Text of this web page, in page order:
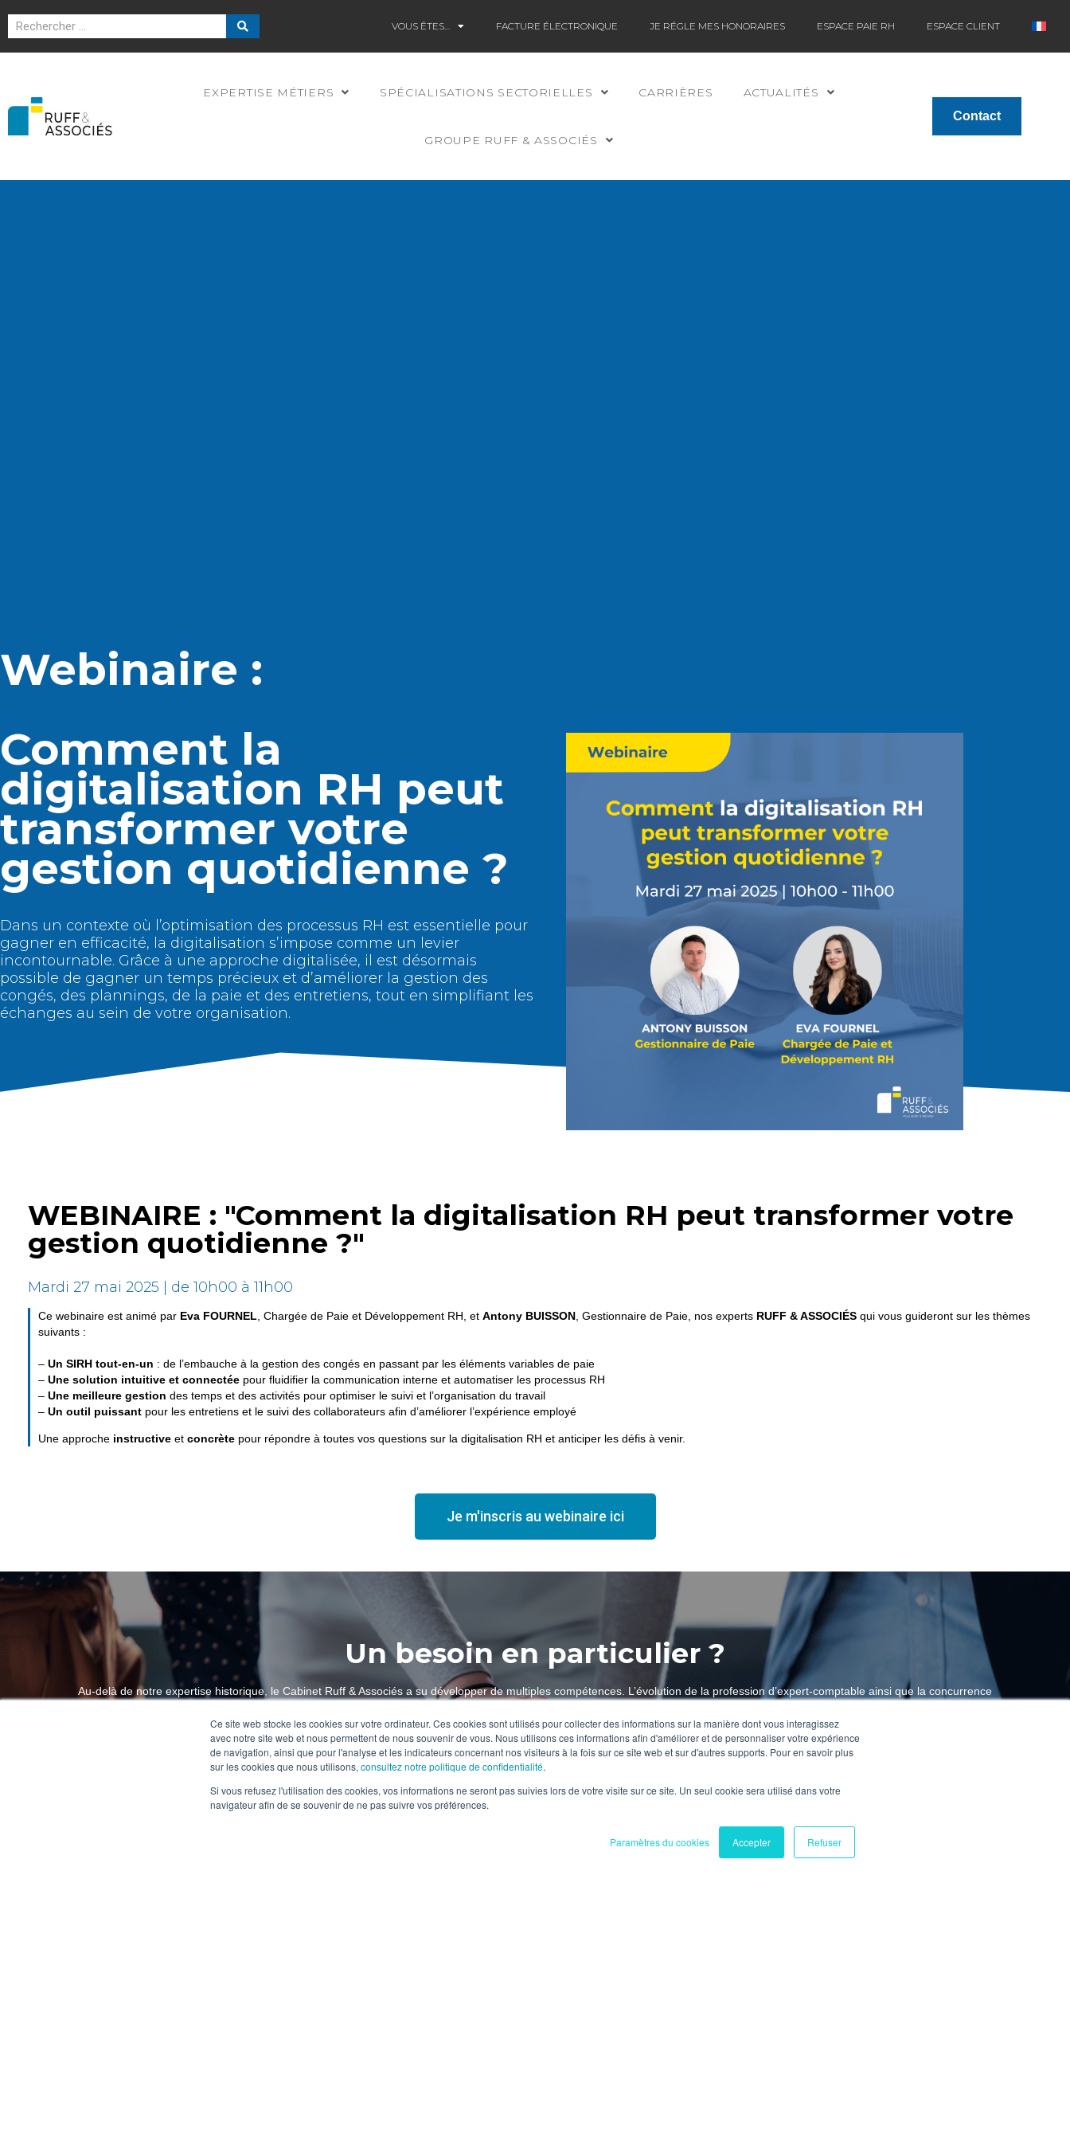
Ce site web stocke les cookies sur votre ordinateur. Ces cookies sont utilisés pour collecter des informations sur la manière dont vous interagissez
avec notre site web et nous permettent de nous souvenir de vous. Nous utilisons ces informations afin d'améliorer et de personnaliser votre expérience
de navigation, ainsi que pour l'analyse et les indicateurs concernant nos visiteurs à la fois sur ce site web et sur d'autres supports. Pour en savoir plus
sur les cookies que nous utilisons, consultez notre politique de confidentialité.
Si vous refusez l'utilisation des cookies, vos informations ne seront pas suivies lors de votre visite sur ce site. Un seul cookie sera utilisé dans votre
navigateur afin de se souvenir de ne pas suivre vos préférences.
Paramètres du cookies Accepter Refuser
VOUS ÊTES… FACTURE ÉLECTRONIQUE JE RÉGLE MES HONORAIRES ESPACE PAIE RH ESPACE CLIENT
EXPERTISE MÉTIERS SPÉCIALISATIONS SECTORIELLES CARRIÈRES ACTUALITÉS
GROUPE RUFF & ASSOCIÉS
Contact
Webinaire :
Comment la
digitalisation RH peut
transformer votre
gestion quotidienne ?
Dans un contexte où l’optimisation des processus RH est essentielle pour
gagner en efficacité, la digitalisation s’impose comme un levier
incontournable. Grâce à une approche digitalisée, il est désormais
possible de gagner un temps précieux et d’améliorer la gestion des
congés, des plannings, de la paie et des entretiens, tout en simplifiant les
échanges au sein de votre organisation.
WEBINAIRE : "Comment la digitalisation RH peut transformer votre
gestion quotidienne ?"
Mardi 27 mai 2025 | de 10h00 à 11h00
Ce webinaire est animé par Eva FOURNEL , Chargée de Paie et Développement RH, et Antony BUISSON , Gestionnaire de Paie, nos experts RUFF & ASSOCIÉS qui vous guideront sur les thèmes
suivants :
– Un SIRH tout-en-un : de l’embauche à la gestion des congés en passant par les éléments variables de paie
– Une solution intuitive et connectée pour fluidifier la communication interne et automatiser les processus RH
– Une meilleure gestion des temps et des activités pour optimiser le suivi et l’organisation du travail
– Un outil puissant pour les entretiens et le suivi des collaborateurs afin d’améliorer l’expérience employé
Une approche instructive et concrète pour répondre à toutes vos questions sur la digitalisation RH et anticiper les défis à venir.
Je m'inscris au webinaire ici
Un besoin en particulier ?
Au-delà de notre expertise historique, le Cabinet Ruff & Associés a su développer de multiples compétences. L’évolution de la profession d’expert-comptable ainsi que la concurrence
sur vos envies les plus folles et menons-les à bien. En France comme à l’international, l’appui de notre réseau de partenaires demeure un incontestable atout pour contribuer à la
réussite de vos projets.
Nous contacter